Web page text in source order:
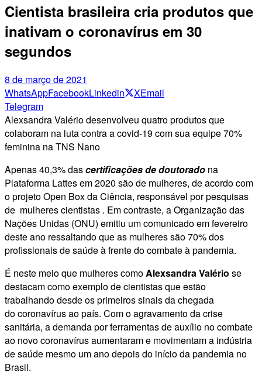
Cientista brasileira cria produtos que
inativam o coronavírus em 30
segundos
8 de março de 2021
WhatsAppFacebookLinkedin XEmail
Telegram
Alexsandra Valério desenvolveu quatro produtos que
colaboram na luta contra a covid-19 com sua equipe 70%
feminina na TNS Nano
Apenas 40,3% dascertificações de doutorado na
Plataforma Lattes em 2020 são de mulheres, de acordo com
o projeto Open Box da Ciência, responsável por pesquisas
de mulheres cientistas . Em contraste, a Organização das
Nações Unidas (ONU) emitiu um comunicado em fevereiro
deste ano ressaltando que as mulheres são 70% dos
profissionais de saúde à frente do combate à pandemia.
É neste meio que mulheres comoAlexsandra Valério se
destacam como exemplo de cientistas que estão
trabalhando desde os primeiros sinais da chegada
do coronavírus ao país. Com o agravamento da crise
sanitária, a demanda por ferramentas de auxílio no combate
ao novo coronavírus aumentaram e movimentam a indústria
de saúde mesmo um ano depois do início da pandemia no
Brasil.